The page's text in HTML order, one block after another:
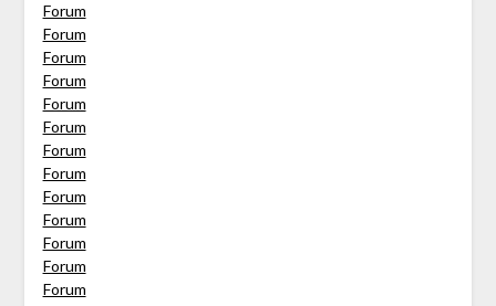
Forum
Forum
Forum
Forum
Forum
Forum
Forum
Forum
Forum
Forum
Forum
Forum
Forum